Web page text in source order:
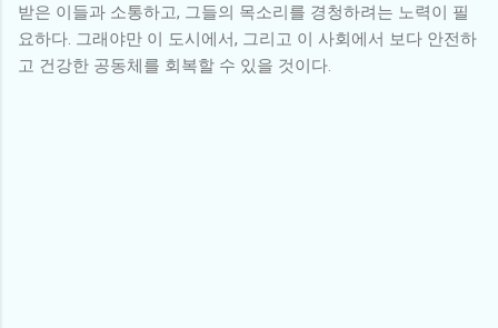
받은 이들과 소통하고, 그들의 목소리를 경청하려는 노력이 필
요하다. 그래야만 이 도시에서, 그리고 이 사회에서 보다 안전하
고 건강한 공동체를 회복할 수 있을 것이다.